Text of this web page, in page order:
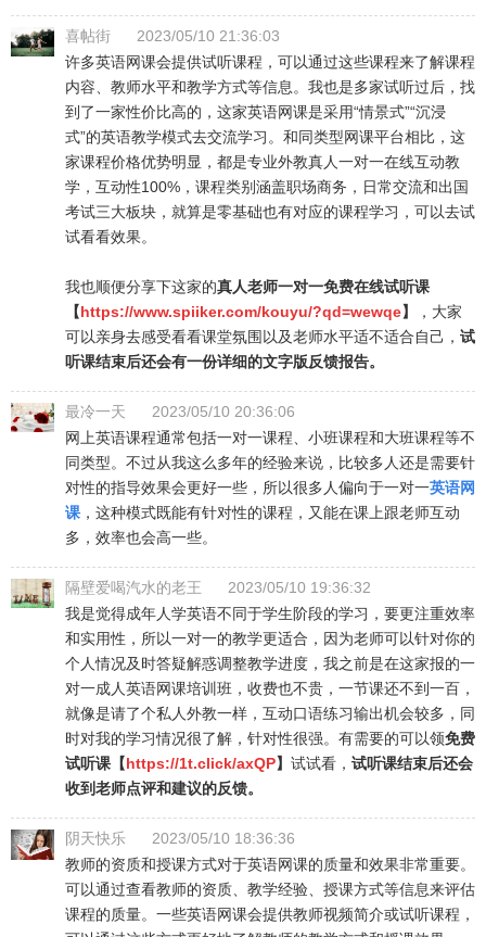
喜帖街
2023/05/10 21:36:03
许多英语网课会提供试听课程，可以通过这些课程来了解课程
内容、教师水平和教学方式等信息。我也是多家试听过后，找
到了一家性价比高的，这家英语网课是采用“情景式”“沉浸
式”的英语教学模式去交流学习。和同类型网课平台相比，这
家课程价格优势明显，都是专业外教真人一对一在线互动教
学，互动性100%，课程类别涵盖职场商务，日常交流和出国
考试三大板块，就算是零基础也有对应的课程学习，可以去试
试看看效果。
我也顺便分享下这家的真人老师一对一免费在线试听课
【https://www.spiiker.com/kouyu/?qd=wewqe】
，大家
可以亲身去感受看看课堂氛围以及老师水平适不适合自己， 试
听课结束后还会有一份详细的文字版反馈报告。
最冷一天
2023/05/10 20:36:06
网上英语课程通常包括一对一课程、小班课程和大班课程等不
同类型。不过从我这么多年的经验来说，比较多人还是需要针
对性的指导效果会更好一些，所以很多人偏向于一对一英语网
课 ，这种模式既能有针对性的课程，又能在课上跟老师互动
多，效率也会高一些。
隔壁爱喝汽水的老王
2023/05/10 19:36:32
我是觉得成年人学英语不同于学生阶段的学习，要更注重效率
和实用性，所以一对一的教学更适合，因为老师可以针对你的
个人情况及时答疑解惑调整教学进度，我之前是在这家报的一
对一成人英语网课培训班，收费也不贵，一节课还不到一百，
就像是请了个私人外教一样，互动口语练习输出机会较多，同
时对我的学习情况很了解，针对性很强。有需要的可以领免费
试听课【https://1t.click/axQP】 试试看， 试听课结束后还会
收到老师点评和建议的反馈。
阴天快乐
2023/05/10 18:36:36
教师的资质和授课方式对于英语网课的质量和效果非常重要。
可以通过查看教师的资质、教学经验、授课方式等信息来评估
课程的质量。一些英语网课会提供教师视频简介或试听课程，